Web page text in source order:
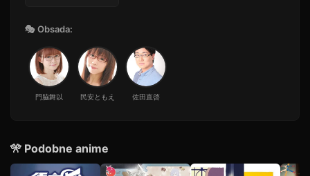
🎭 Obsada:
門脇舞以 民安ともえ 佐田直啓
🎌 Podobne anime